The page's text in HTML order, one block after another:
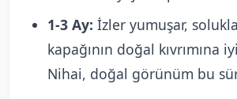
1-3 Ay: İzler yumuşar,
kapağının doğal kıvrımına
Nihai, doğal görünüm bu